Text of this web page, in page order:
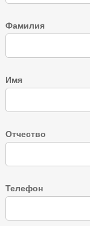
Фамилия
Имя
Отчество
Телефон